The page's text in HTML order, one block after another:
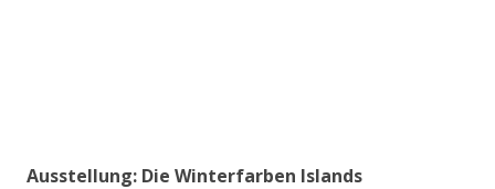
Ausstellung: Die Winterfarben Islands